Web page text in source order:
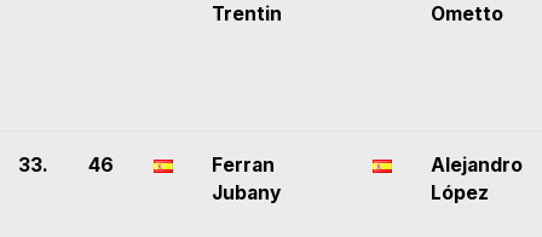
Trentin
Ometto
33. 46
Ferran
Jubany
Alejandro
López